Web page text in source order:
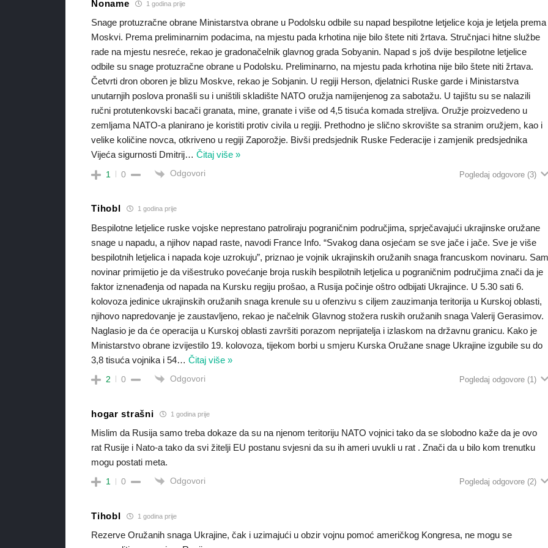
Noname 1 godina prije
Snage protuzračne obrane Ministarstva obrane u Podolsku odbile su napad bespilotne letjelice koja je letjela prema
Moskvi. Prema preliminarnim podacima, na mjestu pada krhotina nije bilo štete niti žrtava. Stručnjaci hitne službe
rade na mjestu nesreće, rekao je gradonačelnik glavnog grada Sobyanin. Napad s još dvije bespilotne letjelice
odbile su snage protuzračne obrane u Podolsku. Preliminarno, na mjestu pada krhotina nije bilo štete niti žrtava.
Četvrti dron oboren je blizu Moskve, rekao je Sobjanin. U regiji Herson, djelatnici Ruske garde i Ministarstva
unutarnjih poslova pronašli su i uništili skladište NATO oružja namijenjenog za sabotažu. U tajištu su se nalazili
ručni protutenkovski bacači granata, mine, granate i više od 4,5 tisuća komada streljiva. Oružje proizvedeno u
zemljama NATO-a planirano je koristiti protiv civila u regiji. Prethodno je slično skrovište sa stranim oružjem, kao i
velike količine novca, otkriveno u regiji Zaporožje. Bivši predsjednik Ruske Federacije i zamjenik predsjednika
Vijeća sigurnosti Dmitrij…Čitaj više »
1 0 Odgovori Pogledaj odgovore (3)
Tihobl 1 godina prije
Bespilotne letjelice ruske vojske neprestano patroliraju pograničnim područjima, sprječavajući ukrajinske oružane
snage u napadu, a njihov napad raste, navodi France Info. “Svakog dana osjećam se sve jače i jače. Sve je više
bespilotnih letjelica i napada koje uzrokuju”, priznao je vojnik ukrajinskih oružanih snaga francuskom novinaru.
novinar primijetio je da višestruko povećanje broja ruskih bespilotnih letjelica u pograničnim područjima znači da je
faktor iznenađenja od napada na Kursku regiju prošao, a Rusija počinje oštro odbijati Ukrajince. U 5.30 sati 6.
kolovoza jedinice ukrajinskih oružanih snaga krenule su u ofenzivu s ciljem zauzimanja teritorija u Kurskoj oblasti,
njihovo napredovanje je zaustavljeno, rekao je načelnik Glavnog stožera ruskih oružanih snaga Valerij Gerasimov.
Naglasio je da će operacija u Kurskoj oblasti završiti porazom neprijatelja i izlaskom na državnu granicu. Kako je
Ministarstvo obrane izvijestilo 19. kolovoza, tijekom borbi u smjeru Kurska Oružane snage Ukrajine izgubile su do
3,8 tisuća vojnika i 54…Čitaj više »
2 0 Odgovori Pogledaj odgovore (1)
hogar strašni 1 godina prije
Mislim da Rusija samo treba dokaze da su na njenom teritoriju NATO vojnici tako da se slobodno kaže da je ovo
rat Rusije i Nato-a tako da svi žitelji EU postanu svjesni da su ih ameri uvukli u rat . Znači da u bilo kom trenutku
mogu postati meta.
1 0 Odgovori Pogledaj odgovore (2)
Tihobl 1 godina prije
Rezerve Oružanih snaga Ukrajine, čak i uzimajući u obzir vojnu pomoć američkog Kongresa, ne mogu se